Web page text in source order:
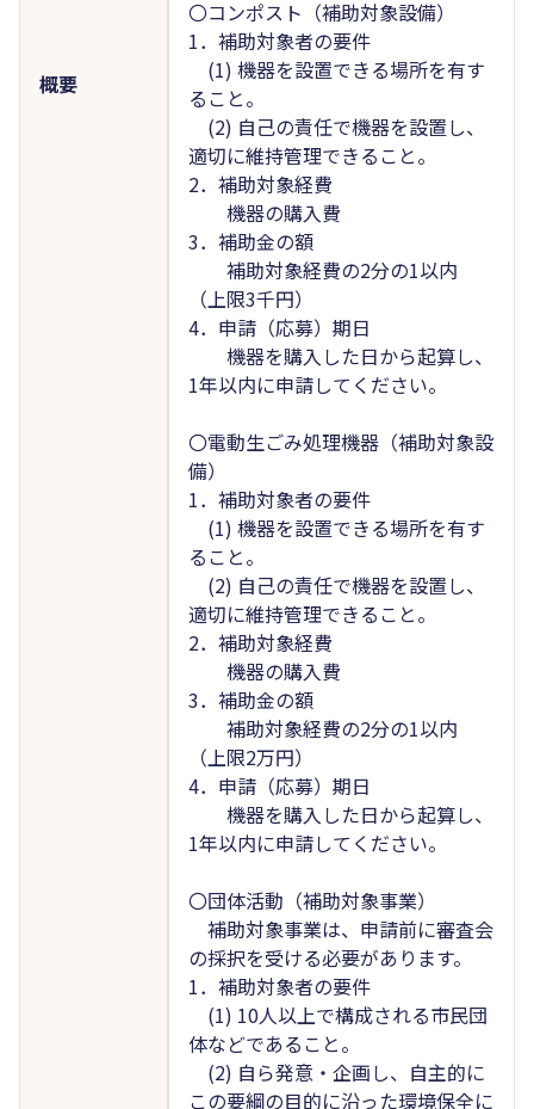
概要
〇コンポスト（補助対象設備）
1．補助対象者の要件
(1) 機器を設置できる場所を有す
ること。
(2) 自己の責任で機器を設置し、
適切に維持管理できること。
2．補助対象経費
機器の購入費
3．補助金の額
補助対象経費の2分の1以内
（上限3千円）
4．申請（応募）期日
機器を購入した日から起算し、
1年以内に申請してください。
〇電動生ごみ処理機器（補助対象設
備）
1．補助対象者の要件
(1) 機器を設置できる場所を有す
ること。
(2) 自己の責任で機器を設置し、
適切に維持管理できること。
2．補助対象経費
機器の購入費
3．補助金の額
補助対象経費の2分の1以内
（上限2万円）
4．申請（応募）期日
機器を購入した日から起算し、
1年以内に申請してください。
〇団体活動（補助対象事業）
補助対象事業は、申請前に審査会
の採択を受ける必要があります。
1．補助対象者の要件
(1) 10人以上で構成される市民団
体などであること。
(2) 自ら発意・企画し、自主的に
この要綱の目的に沿った環境保全に